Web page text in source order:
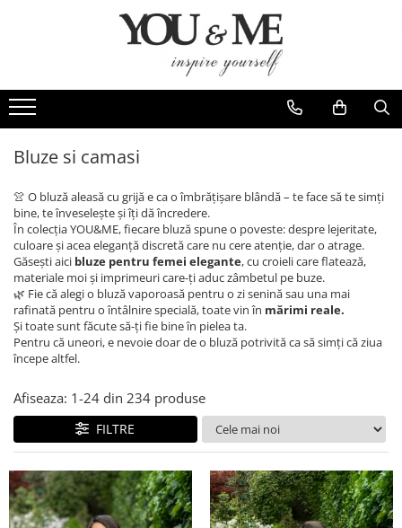
Bluze si camasi
Pantaloni
Geci si jachete
Rochii de eveniment
Compleuri si costume
Salopete
Tricouri si topuri
Fuste
Sacouri
Costume de baie
Genti
Esarfe
Coliere si brose
Bluze si camasi
👚 O bluză aleasă cu grijă e ca o îmbrățișare blândă – te face să te simți
bine, te înveselește și îți dă încredere.
În colecția YOU&ME, fiecare bluză spune o poveste: despre lejeritate,
culoare și acea eleganță discretă care nu cere atenție, dar o atrage.
Găsești aici bluze pentru femei elegante, cu croieli care flatează,
materiale moi și imprimeuri care-ți aduc zâmbetul pe buze.
🌿 Fie că alegi o bluză vaporoasă pentru o zi senină sau una mai
rafinată pentru o întâlnire specială, toate vin în mărimi reale.
Și toate sunt făcute să-ți fie bine în pielea ta.
Pentru că uneori, e nevoie doar de o bluză potrivită ca să simți că ziua
începe altfel.
Afiseaza: 1-24 din 234 produse
FILTRE